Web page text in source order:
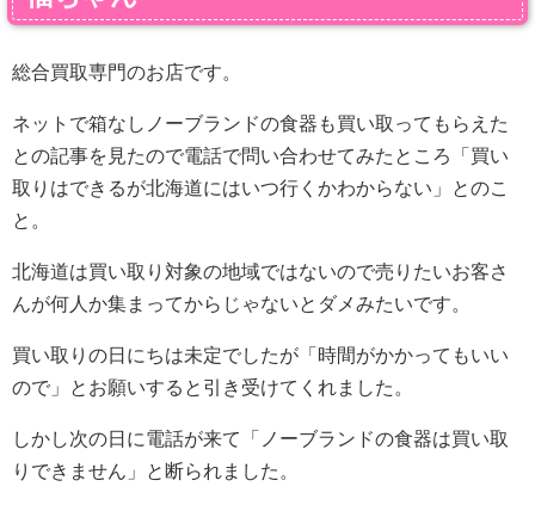
総合買取専門のお店です。
ネットで箱なしノーブランドの食器も買い取ってもらえた
との記事を見たので電話で問い合わせてみたところ「買い
取りはできるが北海道にはいつ行くかわからない」とのこ
と。
北海道は買い取り対象の地域ではないので売りたいお客さ
んが何人か集まってからじゃないとダメみたいです。
買い取りの日にちは未定でしたが「時間がかかってもいい
ので」とお願いすると引き受けてくれました。
しかし次の日に電話が来て「ノーブランドの食器は買い取
りできません」と断られました。